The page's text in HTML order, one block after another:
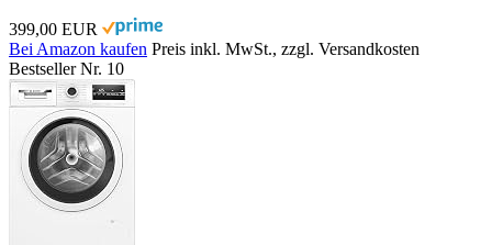
399,00 EUR
Bei Amazon kaufen Preis inkl. MwSt., zzgl. Versandkosten
Bestseller Nr. 10